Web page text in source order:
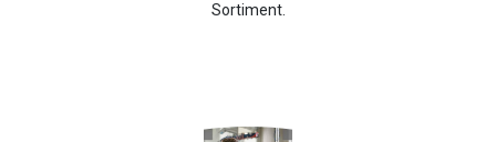
Sortiment.